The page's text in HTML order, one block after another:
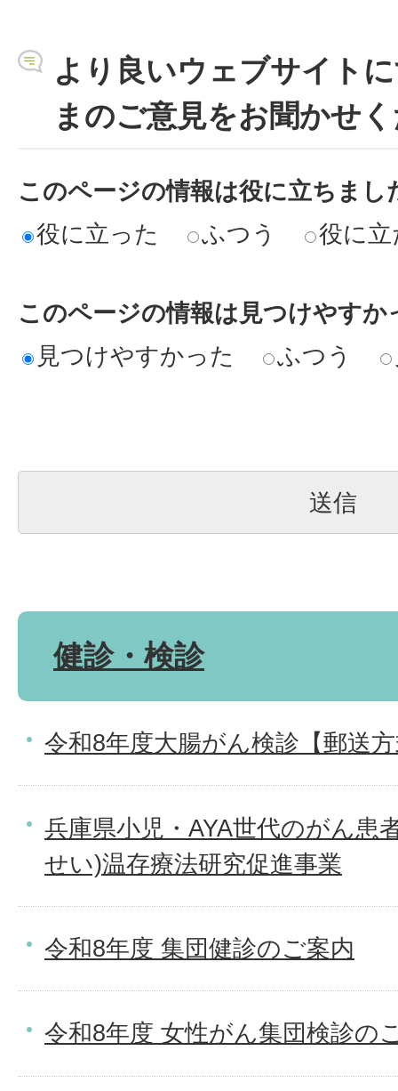
より良いウェブサイト
まのご意見をお聞かせ
このページの情報は役に立ちまし
役に立った
ふつう 役に
このページの情報は見つけやすか
見つけやすかった
ふつう
健診・検診
令和8年度大腸がん検診【郵送
兵庫県小児・AYA世代のがん患
せい)温存療法研究促進事業
令和8年度 集団健診のご案内
令和8年度 女性がん集団検診の